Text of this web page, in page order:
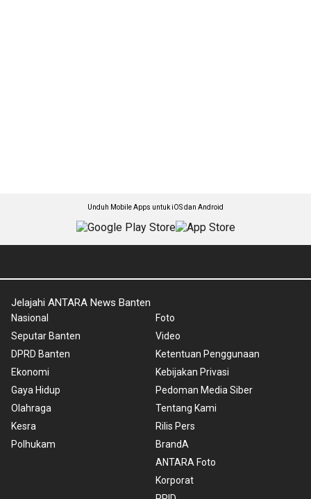
Unduh Mobile Apps untuk iOS dan Android
Jelajahi ANTARA News Banten
Nasional
Seputar Banten
DPRD Banten
Ekonomi
Gaya Hidup
Olahraga
Kesra
Polhukam
Foto
Video
Ketentuan Penggunaan
Kebijakan Privasi
Pedoman Media Siber
Tentang Kami
Rilis Pers
BrandA
ANTARA Foto
Korporat